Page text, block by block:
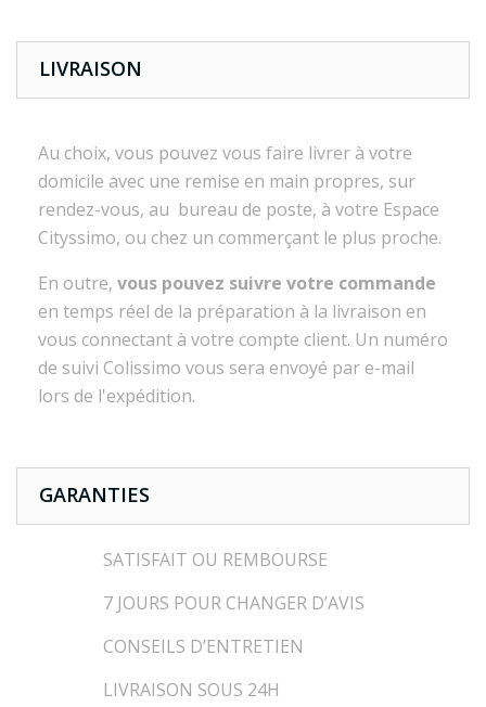
LIVRAISON
Au choix, vous pouvez vous faire livrer à votre
domicile avec une remise en main propres, sur
rendez-vous, au bureau de poste, à votre Espace
Cityssimo, ou chez un commerçant le plus proche.
En outre, vous pouvez suivre votre commande
en temps réel de la préparation à la livraison en
vous connectant à votre compte client. Un numéro
de suivi Colissimo vous sera envoyé par e-mail
lors de l'expédition.
GARANTIES
SATISFAIT OU REMBOURSE
7 JOURS POUR CHANGER D’AVIS
CONSEILS D’ENTRETIEN
LIVRAISON SOUS 24H